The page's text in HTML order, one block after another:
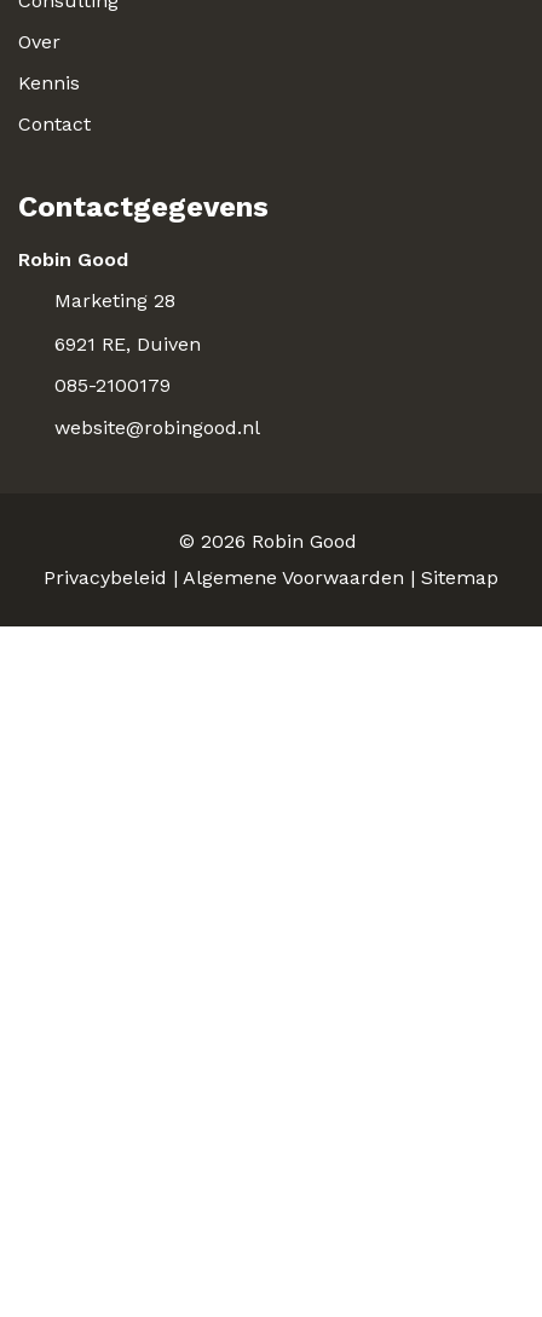
Over
Kennis
Contact
Contactgegevens
Robin Good
Marketing 28
6921 RE, Duiven
085-2100179
website@robingood.nl
© 2026 Robin Good
Privacybeleid | Algemene Voorwaarden | Sitemap